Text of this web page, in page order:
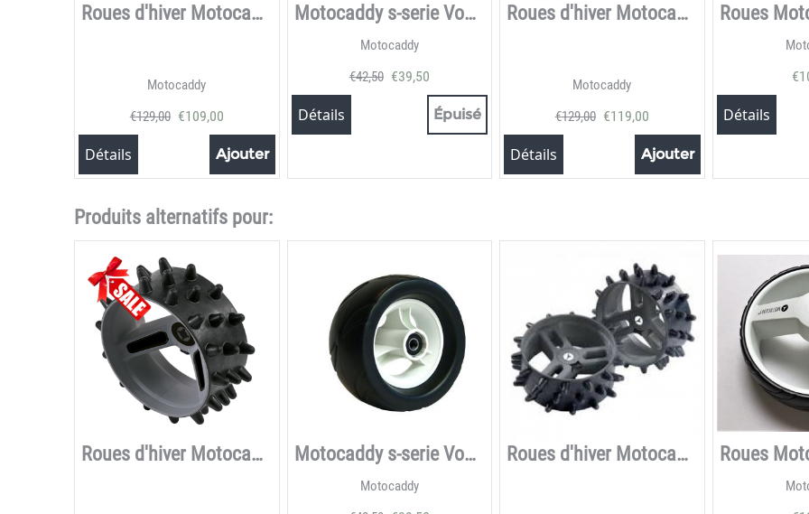
Roues d'hiver Motocaddy 28V DHC Hedgehog
Motocaddy
€129,00 €109,00
Détails Ajouter
Motocaddy s-serie Voorwiel
Motocaddy
€42,50 €39,50
Détails Épuisé
Roues d'hiver Motocaddy 12V Hedgehog
Motocaddy
€129,00 €119,00
Détails Ajouter
€
Détails
Produits alternatifs pour:
Roues d'hiver Motocaddy 28V DHC Hedgehog Motocaddy s-serie Voorwiel
Motocaddy
Roues d'hiver Motocaddy 12V Hedgehog